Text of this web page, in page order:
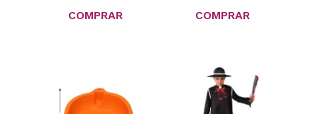
COMPRAR
COMPRAR